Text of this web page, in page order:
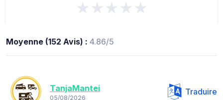
★★★★★
Moyenne (152 Avis) : 4.86/5
TanjaMantei
05/08/2026
Traduire